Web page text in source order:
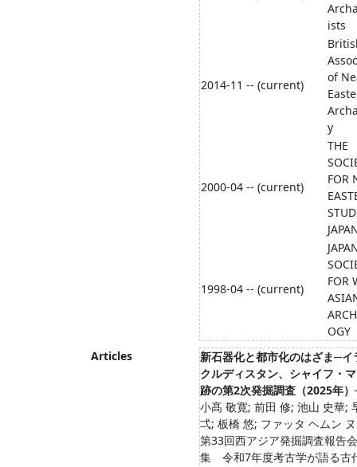
ists
2014-11 -- (current)
of
y
2000-04 -- (current)
THE
FOR
1998-04 -- (current)
FOR
OGY
Articles
新石器化と都市化のはざま─イ
クルディスタン、シャイフ・
跡の第2次発掘調査（2025
小髙 敬寛; 前田 修; 池山 史華;
弌; 板橋 悠; ファッタ ヘムン
第33回西アジア発掘調査報告
集 令和7年度考古学が語る古